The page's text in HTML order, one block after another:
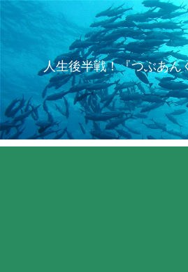
人生後半戦！『つぶあん